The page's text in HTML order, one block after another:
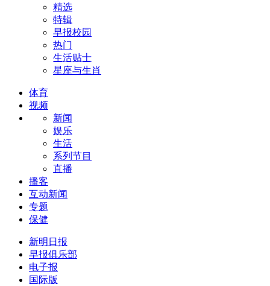
精选
特辑
早报校园
热门
生活贴士
星座与生肖
体育
视频
新闻
娱乐
生活
系列节目
直播
播客
互动新闻
专题
保健
新明日报
早报俱乐部
电子报
国际版